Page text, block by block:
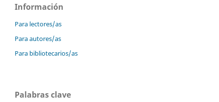
Información
Para lectores/as
Para autores/as
Para bibliotecarios/as
Palabras clave